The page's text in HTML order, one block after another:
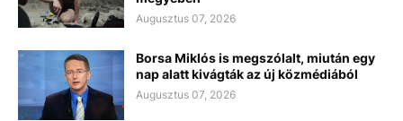
Augusztus 07, 2026
Borsa Miklós is megszólalt, miután egy
nap alatt kivágták az új közmédiából
Augusztus 07, 2026